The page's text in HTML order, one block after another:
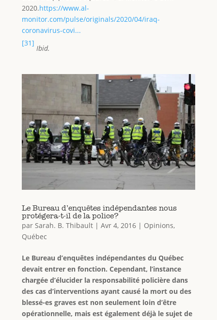
2020.https://www.al-
monitor.com/pulse/originals/2020/04/iraq-
coronavirus-covi...
[31]
Ibid.
Le Bureau d’enquêtes indépendantes nous
protégera-t-il de la police?
par Sarah. B. Thibault| Avr 4, 2016| Opinions,
Québec
Le Bureau d’enquêtes indépendantes du Québec
devait entrer en fonction. Cependant, l’instance
chargée d’élucider la responsabilité policière dans
des cas d’interventions ayant causé la mort ou des
blessé-es graves est non seulement loin d’être
opérationnelle, mais est également déjà le sujet de